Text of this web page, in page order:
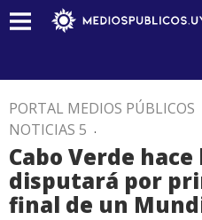
PORTAL MEDIOS PÚBLICOS
NOTICIAS 5 .
Cabo Verde
disputará por
final de un